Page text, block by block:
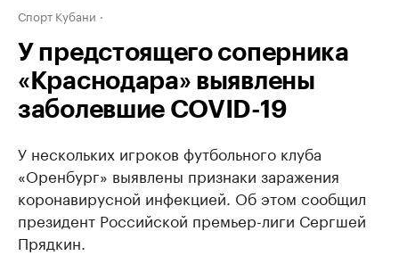
Спорт Кубани
У предстоящего соперника
«Краснодара» выявлены
заболевшие COVID-19
У нескольких игроков футбольного клуба
«Оренбург» выявлены признаки заражения
коронавирусной инфекцией. Об этом сообщил
президент Российской премьер-лиги Сергшей
Прядкин.